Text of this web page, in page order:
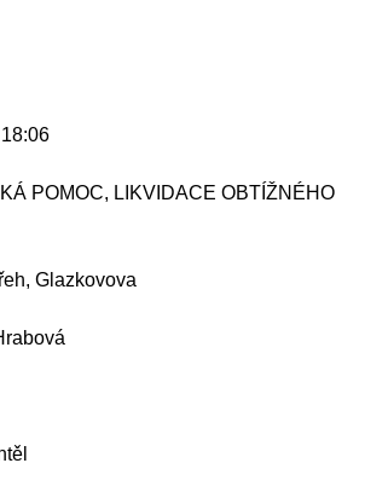
POMOC, LIKVIDACE OBTÍŽNÉHO
Glazkovova